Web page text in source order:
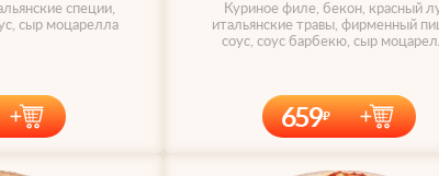
специи,
сыр моцарелла
Куриное филе, бекон, красный
итальянские травы, фирменный
соус, соус барбекю, сыр
659